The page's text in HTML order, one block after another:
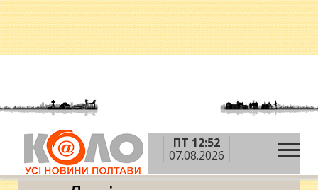
ПТ 12:52
07.08.2026
Головна » Блоги » Ігор Кіянчук »
хвилин ганьби Полтавської патрульної поліції